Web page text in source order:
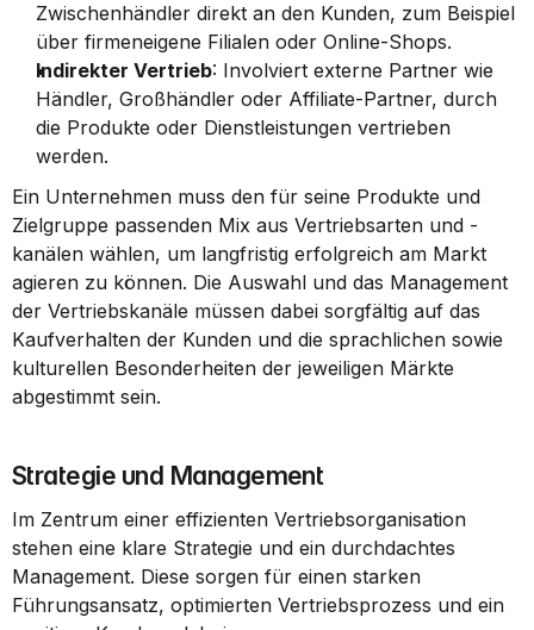
Zwischenhändler direkt an den Kunden, zum Beispiel
über firmeneigene Filialen oder Online-Shops.
Indirekter Vertrieb: Involviert externe Partner wie
Händler, Großhändler oder Affiliate-Partner, durch
die Produkte oder Dienstleistungen vertrieben
werden.
Ein Unternehmen muss den für seine Produkte und
Zielgruppe passenden Mix aus Vertriebsarten und -
kanälen wählen, um langfristig erfolgreich am Markt
agieren zu können. Die Auswahl und das Management
der Vertriebskanäle müssen dabei sorgfältig auf das
Kaufverhalten der Kunden und die sprachlichen sowie
kulturellen Besonderheiten der jeweiligen Märkte
abgestimmt sein.
Strategie und Management
Im Zentrum einer effizienten Vertriebsorganisation
stehen eine klare Strategie und ein durchdachtes
Management. Diese sorgen für einen starken
Führungsansatz, optimierten Vertriebsprozess und ein